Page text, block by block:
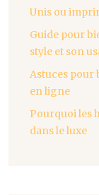
Unis ou
Guide pour
style et son
Astuces pour
en ligne
Pourquoi les
dans le luxe